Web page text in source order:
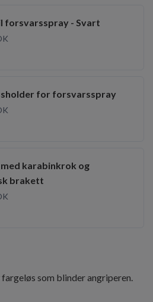
forsvarsspray - Svart
for forsvarsspray
karabinkrok og
brakett
som blinder angriperen.